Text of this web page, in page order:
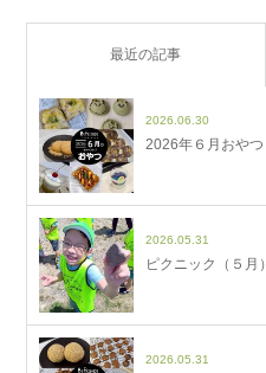
最近の記事
2026.06.30
2026年６月おやつ
2026.05.31
ピクニック（５月）
2026.05.31